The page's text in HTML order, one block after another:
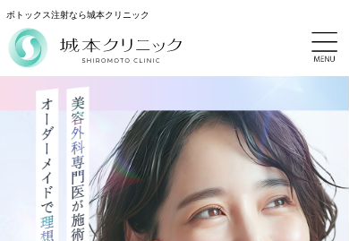
ボトックス注射なら城本クリニック